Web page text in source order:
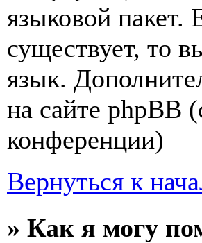
языковой пакет.
существует, то
язык.
на сайте phpBB
конференции)
Вернуться к
» Как я могу